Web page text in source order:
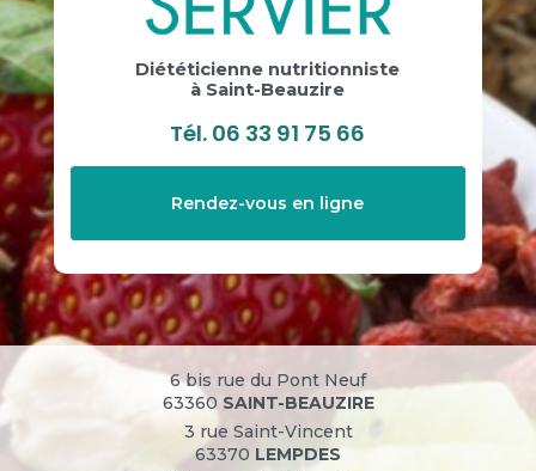
Diététicienne nutritionniste
à Saint-Beauzire
Tél. 06 33 91 75 66
Rendez-vous en ligne
6 bis rue du Pont Neuf
63360 SAINT-BEAUZIRE
3 rue Saint-Vincent
63370 LEMPDES